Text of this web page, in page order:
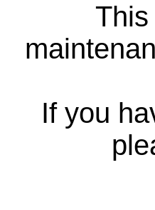
If you